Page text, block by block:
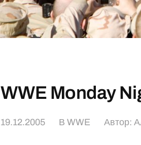
WWE Monday
19.12.2005 ВWWE Автор: